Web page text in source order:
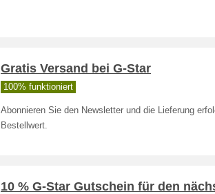
Gratis Versand bei G-Star
100% funktioniert
Abonnieren Sie den Newsletter und die Lieferung
Bestellwert.
10 % G-Star Gutschein für den